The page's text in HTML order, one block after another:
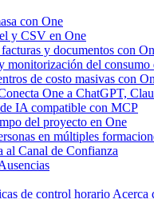
con One
y CSV en One
y documentos con
monitorización del consumo
de costo masivas con
One a ChatGPT,
IA compatible con MCP
del proyecto en One
en múltiples
al Canal de Confianza
de control horario Acerca